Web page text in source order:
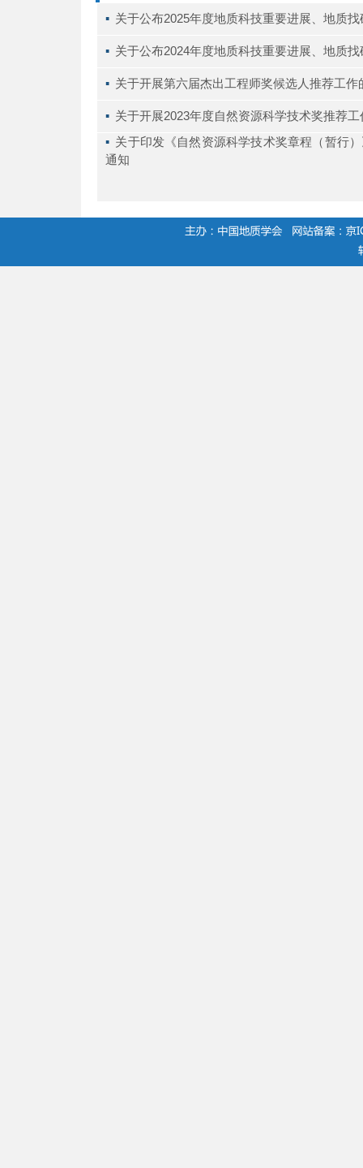
▪ 关于公布2025年度地质科技重要进展、地质
▪ 关于公布2024年度地质科技重要进展、地质
▪ 关于开展第六届杰出工程师奖候选人推荐工作
▪ 关于开展2023年度自然资源科学技术奖推荐
▪ 关于印发《自然资源科学技术奖章程（暂行
通知